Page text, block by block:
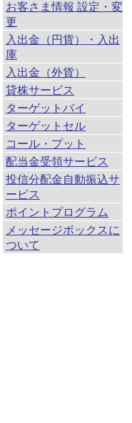
お客さま情報 設定・変
更
入出金（円貨）・入出
庫
入出金（外貨）
貸株サービス
ターゲットバイ
ターゲットセル
コール・プット
配当金受領サービス
投信分配金自動振込サ
ービス
ポイントプログラム
メッセージボックスに
ついて